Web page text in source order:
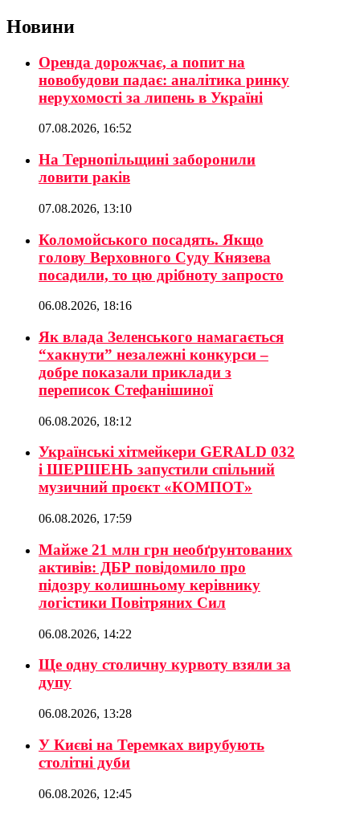
Новини
Оренда дорожчає, а попит на
новобудови падає: аналітика ринку
нерухомості за липень в Україні
07.08.2026, 16:52
На Тернопільщині заборонили
ловити раків
07.08.2026, 13:10
Коломойського посадять. Якщо
голову Верховного Суду Князева
посадили, то цю дрібноту запросто
06.08.2026, 18:16
Як влада Зеленського намагається
“хакнути” незалежні конкурси –
добре показали приклади з
переписок Стефанішиної
06.08.2026, 18:12
Українські хітмейкери GERALD 032
і ШЕРШЕНЬ запустили спільний
музичний проєкт «КОМПОТ»
06.08.2026, 17:59
Майже 21 млн грн необґрунтованих
активів: ДБР повідомило про
підозру колишньому керівнику
логістики Повітряних Сил
06.08.2026, 14:22
Ще одну столичну курвоту взяли за
дупу
06.08.2026, 13:28
У Києві на Теремках вирубують
столітні дуби
06.08.2026, 12:45